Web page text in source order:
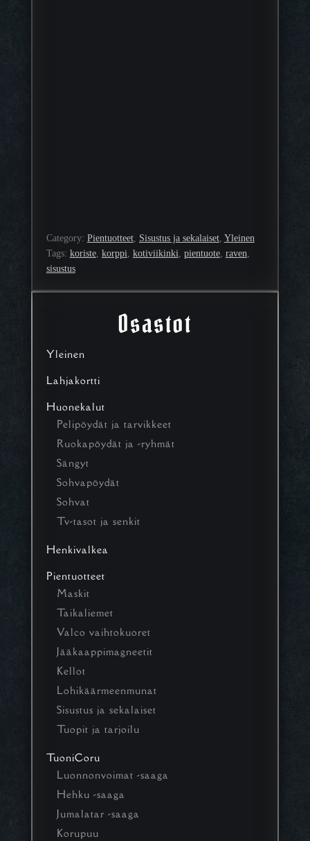
Osastot
Yleinen
Lahjakortti
Huonekalut
Pelipöydät ja tarvikkeet
Ruokapöydät ja -ryhmät
Sängyt
Sohvapöydät
Sohvat
Tv-tasot ja senkit
Henkivalkea
Pientuotteet
Maskit
Taikaliemet
Valco vaihtokuoret
Jääkaappimagneetit
Kellot
Lohikäärmeenmunat
Sisustus ja sekalaiset
Tuopit ja tarjoilu
TuoniCoru
Luonnonvoimat -saaga
Hehku -saaga
Jumalatar -saaga
Korupuu
Category: Pientuotteet, Sisustus ja sekalaiset, Yleinen
Tags: koriste, korppi, kotiviikinki, pientuote, raven
sisustus